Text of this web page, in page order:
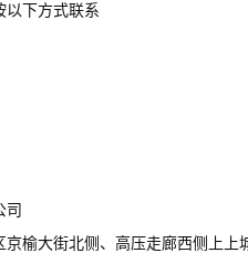
以下方式联系
京榆大街北侧、高压走廊西侧上